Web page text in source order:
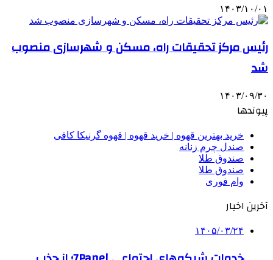
۱۴۰۳/۱۰/۰۱
رئیس مرکز تحقیقات راه، مسکن و شهرسازی منصوب
شد
۱۴۰۳/۰۹/۳۰
پیوندها
خرید بهترین قهوه | خرید قهوه | قهوه گرنیکا کافی
صندل چرم زنانه
صندوق طلا
صندوق طلا
وام فوری
آخرین اخبار
۱۴۰۵/۰۳/۲۴